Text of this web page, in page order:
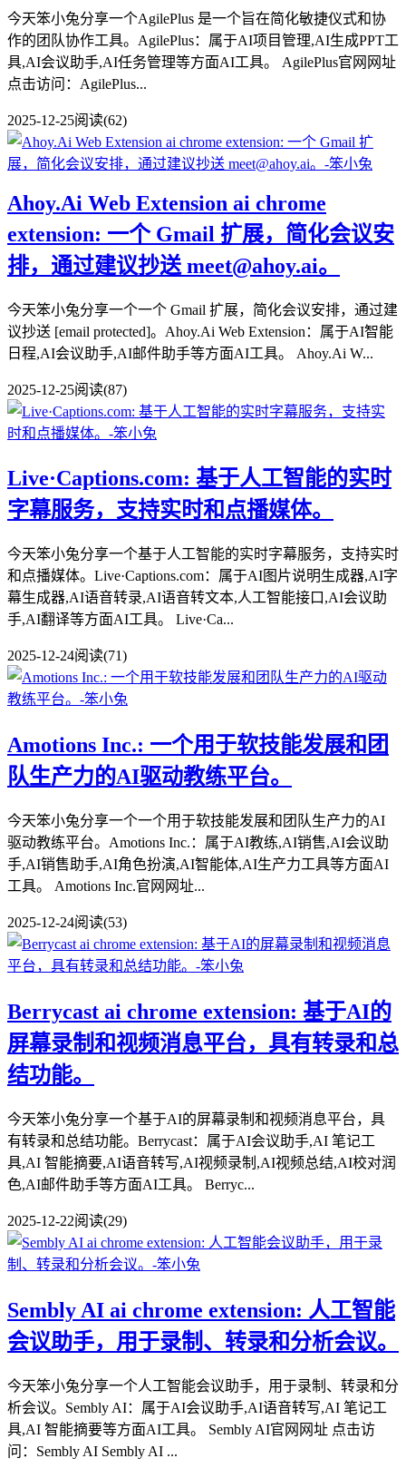
今天笨小兔分享一个AgilePlus 是一个旨在简化敏捷仪式和协
作的团队协作工具。AgilePlus：属于AI项目管理,AI生成PPT工
具,AI会议助手,AI任务管理等方面AI工具。 AgilePlus官网网址
点击访问：AgilePlus...
2025-12-25阅读(62)
Ahoy.Ai Web Extension ai chrome
extension: 一个 Gmail 扩展，简化会议安
排，通过建议抄送 meet@ahoy.ai。
今天笨小兔分享一个一个 Gmail 扩展，简化会议安排，通过建
议抄送 [email protected]。Ahoy.Ai Web Extension：属于AI智能
日程,AI会议助手,AI邮件助手等方面AI工具。 Ahoy.Ai W...
2025-12-25阅读(87)
Live·Captions.com: 基于人工智能的实时
字幕服务，支持实时和点播媒体。
今天笨小兔分享一个基于人工智能的实时字幕服务，支持实时
和点播媒体。Live·Captions.com：属于AI图片说明生成器,AI字
幕生成器,AI语音转录,AI语音转文本,人工智能接口,AI会议助
手,AI翻译等方面AI工具。 Live·Ca...
2025-12-24阅读(71)
Amotions Inc.: 一个用于软技能发展和团
队生产力的AI驱动教练平台。
今天笨小兔分享一个一个用于软技能发展和团队生产力的AI
驱动教练平台。Amotions Inc.：属于AI教练,AI销售,AI会议助
手,AI销售助手,AI角色扮演,AI智能体,AI生产力工具等方面AI
工具。 Amotions Inc.官网网址...
2025-12-24阅读(53)
Berrycast ai chrome extension: 基于AI的
屏幕录制和视频消息平台，具有转录和总
结功能。
今天笨小兔分享一个基于AI的屏幕录制和视频消息平台，具
有转录和总结功能。Berrycast：属于AI会议助手,AI 笔记工
具,AI 智能摘要,AI语音转写,AI视频录制,AI视频总结,AI校对润
色,AI邮件助手等方面AI工具。 Berryc...
2025-12-22阅读(29)
Sembly AI ai chrome extension: 人工智能
会议助手，用于录制、转录和分析会议。
今天笨小兔分享一个人工智能会议助手，用于录制、转录和分
析会议。Sembly AI：属于AI会议助手,AI语音转写,AI 笔记工
具,AI 智能摘要等方面AI工具。 Sembly AI官网网址 点击访
问：Sembly AI Sembly AI ...